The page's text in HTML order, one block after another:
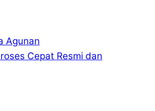
Agunan
Cepat Resmi dan